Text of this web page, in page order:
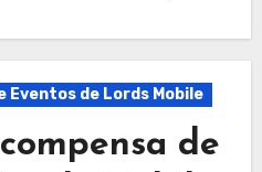
Eventos de Lords Mobile
de